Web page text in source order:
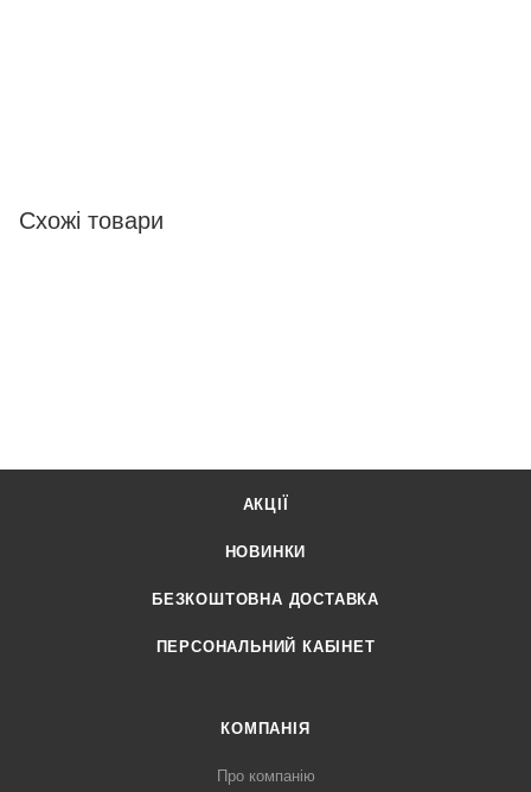
Схожі товари
АКЦІЇ
НОВИНКИ
БЕЗКОШТОВНА ДОСТАВКА
ПЕРСОНАЛЬНИЙ КАБІНЕТ
КОМПАНІЯ
Про компанію